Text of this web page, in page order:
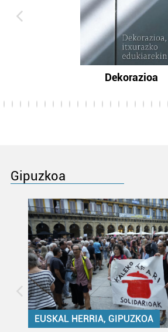
Dekorazioa
Gipuzkoa
EUSKAL HERRIA, GIPUZKOA